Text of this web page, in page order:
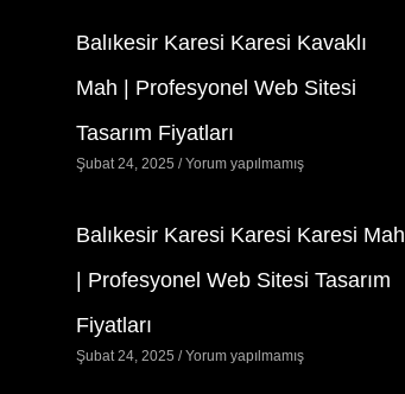
Balıkesir Karesi Karesi Kavaklı
Mah | Profesyonel Web Sitesi
Tasarım Fiyatları
Şubat 24, 2025 Yorum yapılmamış
Balıkesir Karesi Karesi Karesi Mah
| Profesyonel Web Sitesi Tasarım
Fiyatları
Şubat 24, 2025 Yorum yapılmamış